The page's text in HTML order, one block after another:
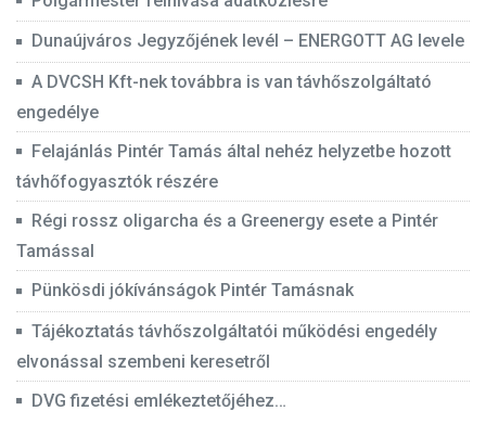
Dunaújváros Jegyzőjének levél – ENERGOTT AG levele
A DVCSH Kft-nek továbbra is van távhőszolgáltató
engedélye
Felajánlás Pintér Tamás által nehéz helyzetbe hozott
távhőfogyasztók részére
Régi rossz oligarcha és a Greenergy esete a Pintér
Tamással
Pünkösdi jókívánságok Pintér Tamásnak
Tájékoztatás távhőszolgáltatói működési engedély
elvonással szembeni keresetről
DVG fizetési emlékeztetőjéhez…